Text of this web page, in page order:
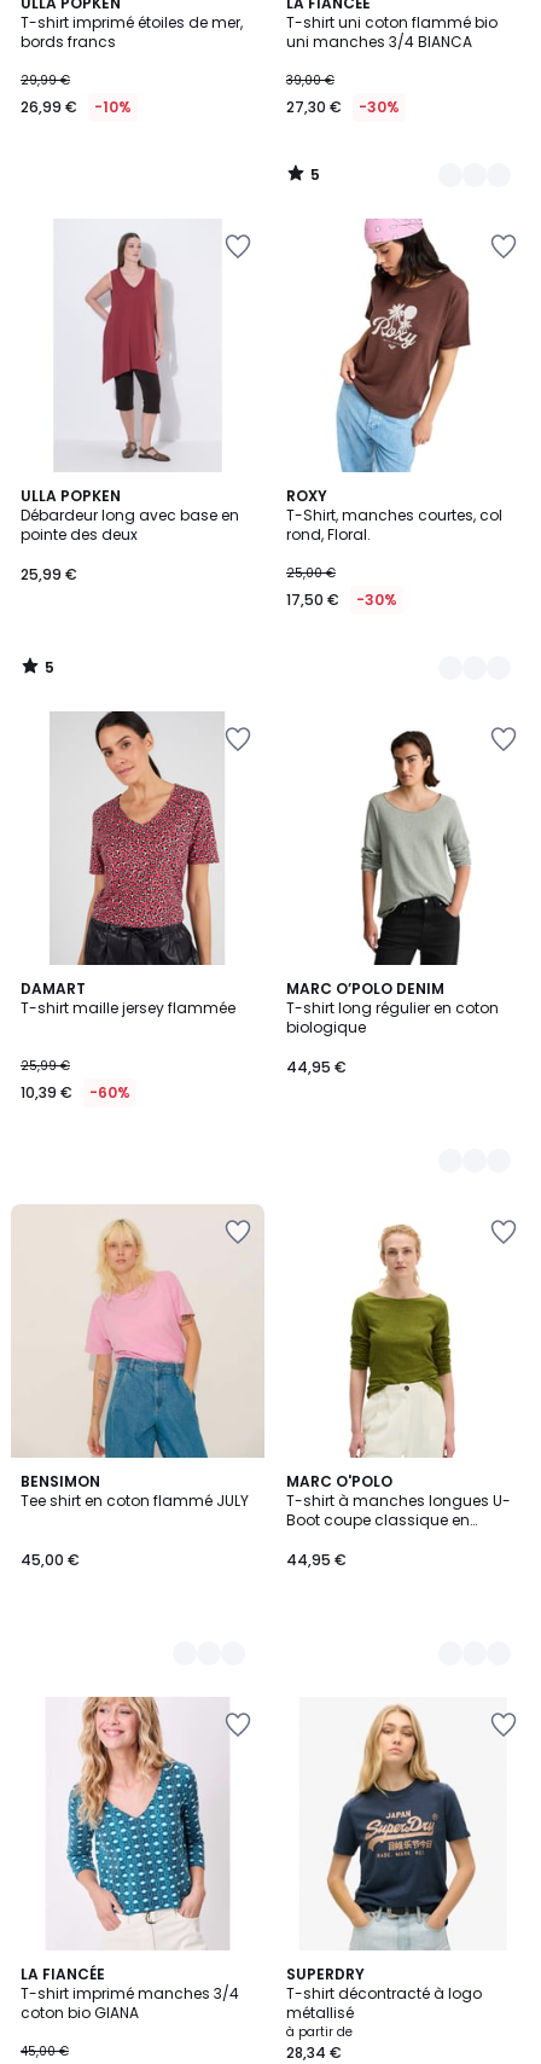
T-shirt imprimé étoiles de mer,
bords francs
29,99 €
26,99 € -10%
T-shirt uni coton flammé bio
uni manches 3/4 BIANCA
39,00 €
27,30 € -30%
/
5
2
Couleurs
5
/
ULLA POPKEN
Débardeur long avec base en
pointe des deux
25,99 €
5
/
5
5
/
ROXY
T-Shirt, manches courtes, col
rond, Floral.
25,00 €
17,50 € -30%
2
Couleurs
DAMART
T-shirt maille jersey flammée
25,99 €
10,39 € -60%
MARC O’POLO DENIM
T-shirt long régulier en coton
biologique
44,95 €
4
Couleurs
BENSIMON
Tee shirt en coton flammé JULY
45,00 €
5
Couleurs
MARC O'POLO
T-shirt à manches longues U-
Boot coupe classique en
44,95 €
5
Couleurs
LA FIANCÉE
T-shirt imprimé manches 3/4
coton bio GIANA
45,00 €
2
Couleurs
SUPERDRY
T-shirt décontracté à logo
métallisé
à partir de
28,34 €
3
Couleurs